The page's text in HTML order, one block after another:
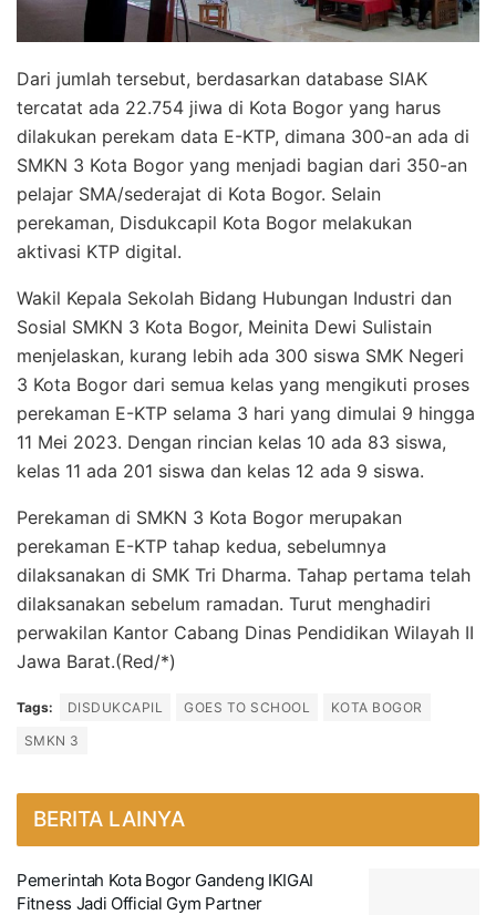
Dari jumlah tersebut, berdasarkan database SIAK
tercatat ada 22.754 jiwa di Kota Bogor yang harus
dilakukan perekam data E-KTP, dimana 300-an ada di
SMKN 3 Kota Bogor yang menjadi bagian dari 350-an
pelajar SMA/sederajat di Kota Bogor. Selain
perekaman, Disdukcapil Kota Bogor melakukan
aktivasi KTP digital.
Wakil Kepala Sekolah Bidang Hubungan Industri dan
Sosial SMKN 3 Kota Bogor, Meinita Dewi Sulistain
menjelaskan, kurang lebih ada 300 siswa SMK Negeri
3 Kota Bogor dari semua kelas yang mengikuti proses
perekaman E-KTP selama 3 hari yang dimulai 9 hingga
11 Mei 2023. Dengan rincian kelas 10 ada 83 siswa,
kelas 11 ada 201 siswa dan kelas 12 ada 9 siswa.
Perekaman di SMKN 3 Kota Bogor merupakan
perekaman E-KTP tahap kedua, sebelumnya
dilaksanakan di SMK Tri Dharma. Tahap pertama telah
dilaksanakan sebelum ramadan. Turut menghadiri
perwakilan Kantor Cabang Dinas Pendidikan Wilayah II
Jawa Barat.(Red/*)
Tags: DISDUKCAPIL GOES TO SCHOOL
KOTA BOGOR
SMKN 3
BERITA LAINYA
Pemerintah Kota Bogor Gandeng IKIGAI
Fitness Jadi Official Gym Partner